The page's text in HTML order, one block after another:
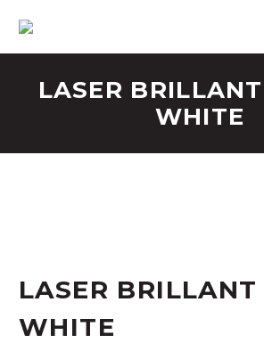
LASER
WHITE
LASER
WHITE